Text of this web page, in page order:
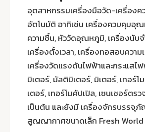
อุตสาหกรรมเครื่องมือวัด-เครื่องค
อัตโนมัติ อาทิเช่น เครื่องควบคุมอุ
ความชื้น, หัววัดอุณหภูมิ, เครื่องนับ
เครื่องตั้งเวลา, เครื่องทอสอบความ
เครื่องวัดแรงดันไฟฟ้าและกระแสไ
มิเตอร์, มัลติมิเตอร์, มิเตอร์, เทอร์โ
เตอร์, เทอร์โมคัปเปิล, เซนเซอร์ตร
เป็นต้น และยังมี เครื่องจักรบรรจุ
สูญญากาศขนาดเล็ก Fresh World